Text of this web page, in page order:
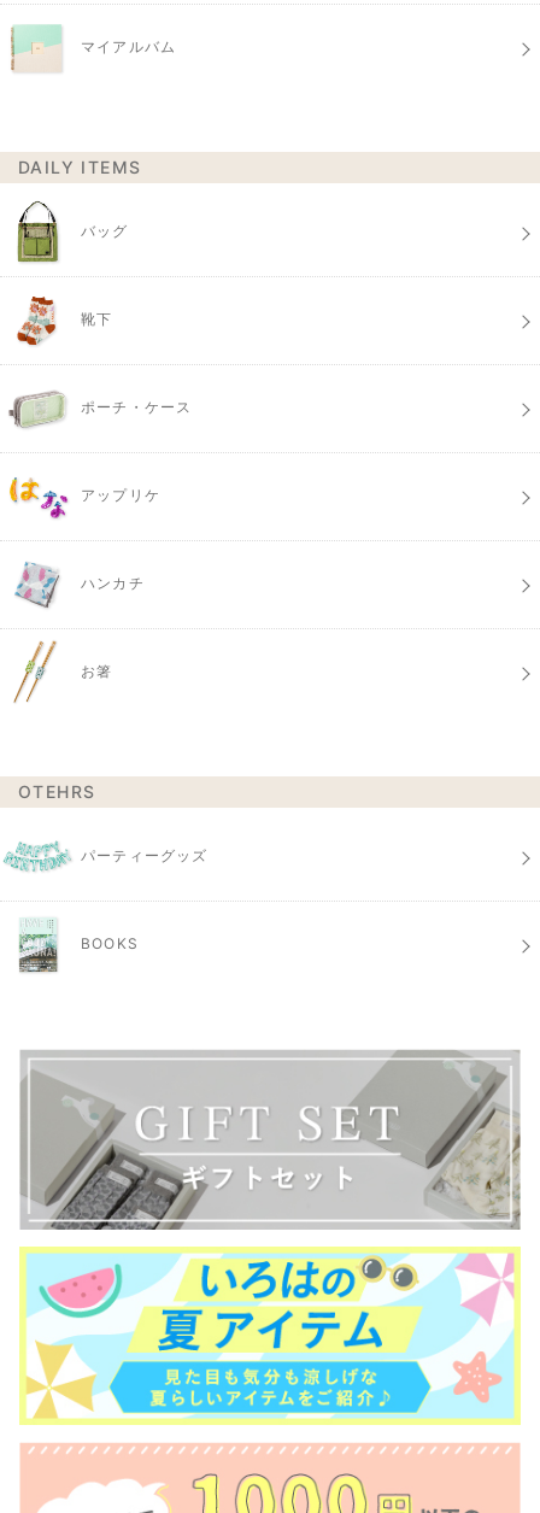
マイアルバム
DAILY ITEMS
バッグ
靴下
ポーチ・ケース
アップリケ
ハンカチ
お箸
OTEHRS
パーティーグッズ
BOOKS